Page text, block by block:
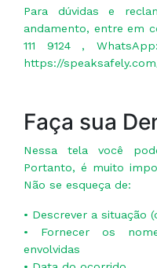
Para dúvidas e
andamento, entre em
111 9124 ,
https://
Faça sua
Nessa tela você
Portanto, é muito
Não se esqueça de:
• Descrever a situação
• Fornecer os
envolvidas